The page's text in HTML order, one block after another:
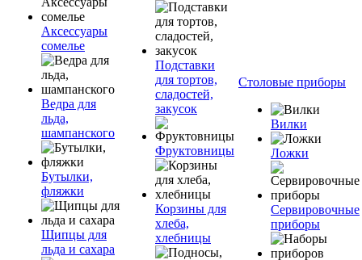
Аксессуары
сомелье
Ведра для
льда,
шампанского
Бутылки,
фляжки
Щипцы для
льда и сахара
Подставки
для тортов,
сладостей,
закусок
Фруктовницы
Корзины для
хлеба,
хлебницы
Столовые приборы
Вилки
Ложки
Сервировочные
приборы